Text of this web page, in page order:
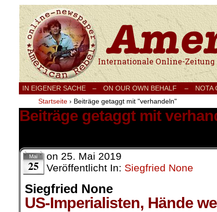
Internationale Onlinezeitung für Frieden,
IN EIGENER SACHE – ON OUR OWN BEHALF –
NOTA
Startseite › Beiträge getaggt mit "verhandeln"
Beiträge getaggt mit
Mai
25
on 25. Mai 2019
Veröffentlicht In: Siegfried None
Siegfried None
US-Imperialisten, Hände